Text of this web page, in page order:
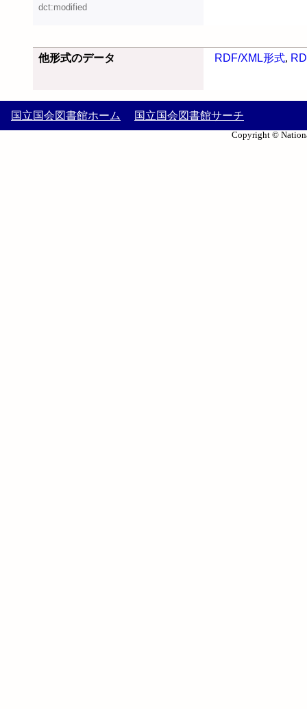
dct:modified
他形式のデータ RDF/XML形式,
国立国会図書館ホーム 国立国会図書館サーチ
Copyright ©